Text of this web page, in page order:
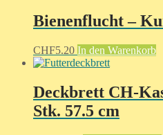
Bienenflucht –
CHF5.20 In den Warenkorb
Deckbrett CH-
Stk. 57.5 cm